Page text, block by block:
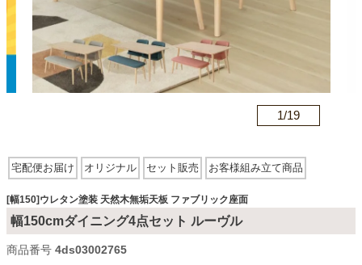
カテゴリから探す
ソファ
ダイニングテーブル・セット
椅子・チェア
1/19
宅配便お届け オリジナル セット販売 お客様組み立て商品
ウレタン塗装 木製・木目調 天然木無垢天板 ファブリック座面
[幅150]ウレタン塗装 天然木無垢天板 ファブリック座面
幅150cmダイニング4点セット ルーヴル
商品番号 4ds03002765